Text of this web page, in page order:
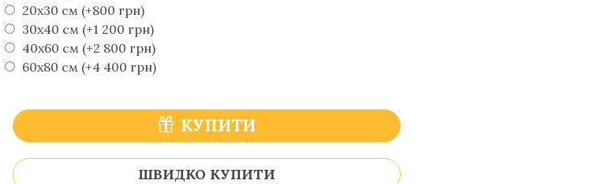
20х30 см (+800 грн)
30х40 см (+1 200 грн)
40х60 см (+2 800 грн)
60х80 см (+4 400 грн)
КУПИТИ
ШВИДКО КУПИТИ